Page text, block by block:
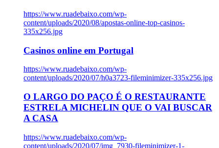
https://www.ruadebaixo.com/wp-
content/uploads/2020/08/apostas-online-top-casinos-
335x256.jpg
Casinos online em Portugal
https://www.ruadebaixo.com/wp-
content/uploads/2020/07/h0a3723-fileminimizer-335x256.jpg
O LARGO DO PAÇO É O RESTAURANTE
ESTRELA MICHELIN QUE O VAI BUSCAR
A CASA
https://www.ruadebaixo.com/wp-
content/uploads/2020/07/img_7930-fileminimizer-1-